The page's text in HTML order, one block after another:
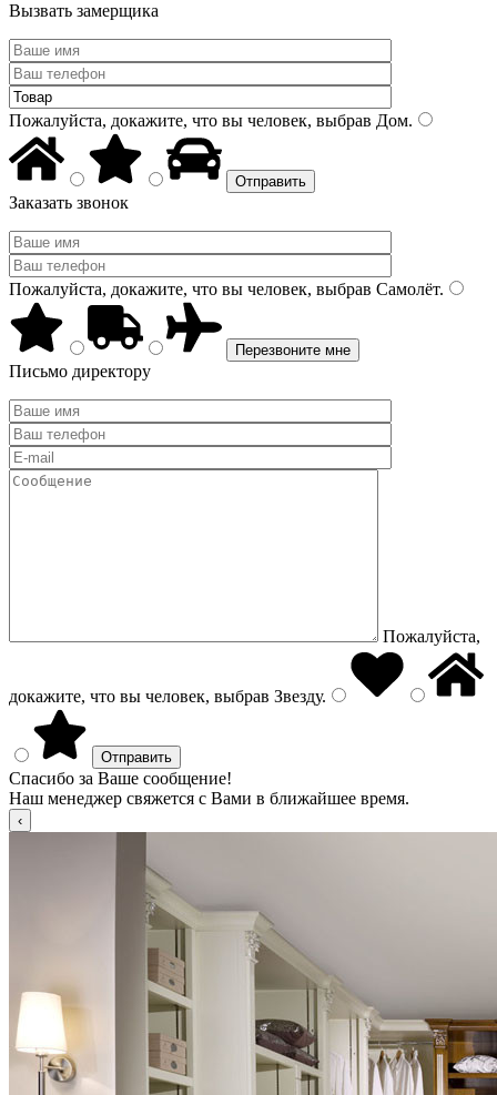
Вызвать замерщика
Пожалуйста, докажите, что вы человек, выбрав Дом.
Заказать звонок
Пожалуйста, докажите, что вы человек, выбрав Самолёт.
Письмо директору
Пожалуйста,
докажите, что вы человек, выбрав Звезду.
Спасибо за Ваше сообщение!
Наш менеджер свяжется с Вами в ближайшее время.